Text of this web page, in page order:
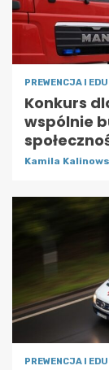
PREWENCJA I
Konkurs
wspólnie
Kamila
PREWENCJA I